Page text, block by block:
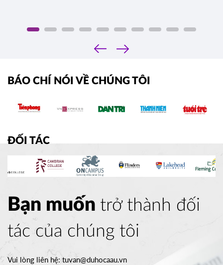
‹
›
BÁO CHÍ NÓI VỀ CHÚNG TÔI
ĐỐI TÁC
Bạn muốn trở thành đối
tác của chúng tôi
Vui lòng liên hệ:tuvan@duhocaau.vn